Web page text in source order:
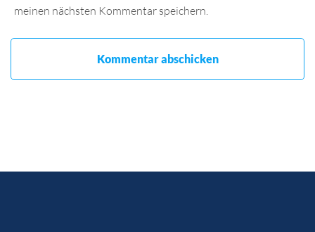
meinen nächsten Kommentar speichern.